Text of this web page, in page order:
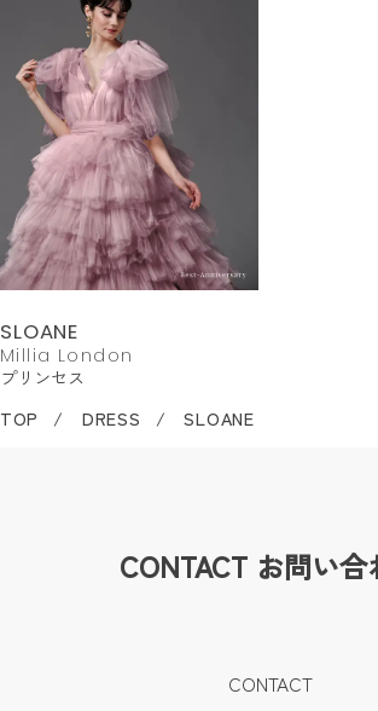
SLOANE
Millia London
プリンセス
TOP
DRESS SLOANE
CONTACT お問い合
CONTACT